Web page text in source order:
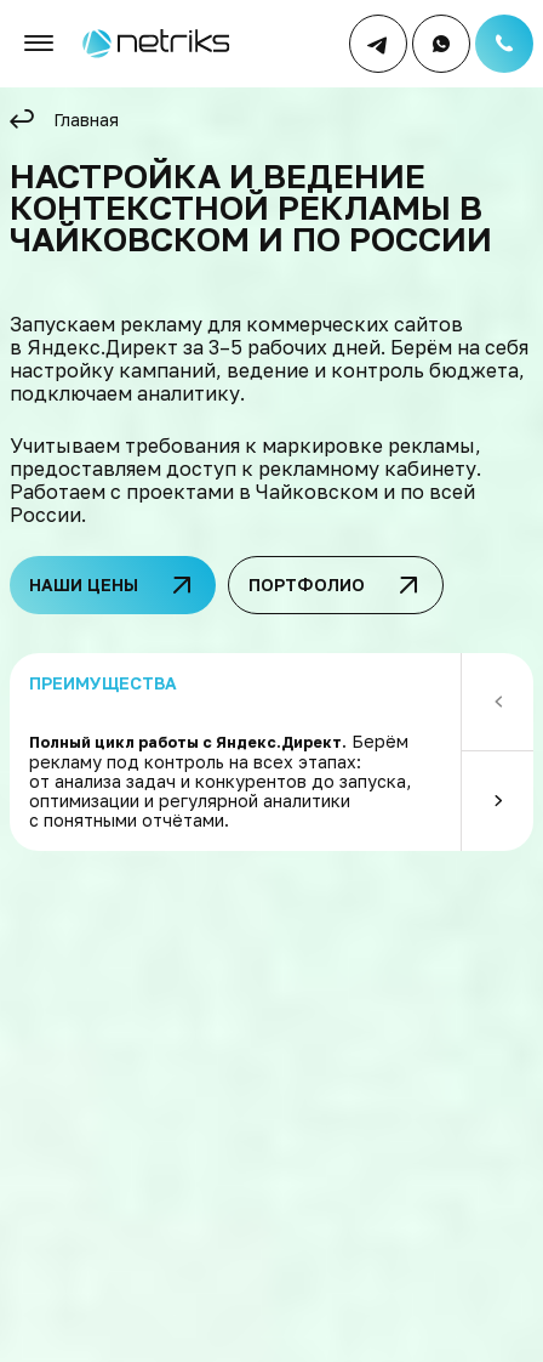
Главная
НАСТРОЙКА И ВЕДЕНИЕ
КОНТЕКСТНОЙ РЕКЛАМЫ В
ЧАЙКОВСКОМ И ПО РОССИИ
Запускаем рекламу для коммерческих сайтов
в Яндекс.Директ за 3–5 рабочих дней. Берём на себя
настройку кампаний, ведение и контроль бюджета,
подключаем аналитику.
Учитываем требования к маркировке рекламы,
предоставляем доступ к рекламному кабинету.
Работаем с проектами в Чайковском и по всей
России.
НАШИ ЦЕНЫ ПОРТФОЛИО
ПРЕИМУЩЕСТВА
Полный цикл работы с Яндекс.Директ. Берём
рекламу под контроль на всех этапах:
от анализа задач и конкурентов до запуска,
оптимизации и регулярной аналитики
с понятными отчётами.